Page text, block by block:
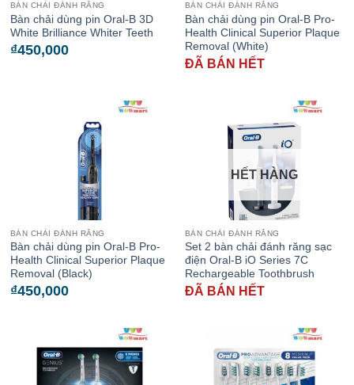
BÀN CHẢI ĐÁNH RĂNG
Bàn chải dùng pin Oral-B 3D
White Brilliance Whiter Teeth
₫450,000
BÀN CHẢI ĐÁNH RĂNG
Bàn chải dùng pin Oral-B Pro-
Health Clinical Superior Plaque
Removal (White)
ĐÃ BÁN HẾT
BÀN CHẢI ĐÁNH RĂNG
Bàn chải dùng pin Oral-B Pro-
Health Clinical Superior Plaque
Removal (Black)
₫450,000
HẾT HÀNG
BÀN CHẢI ĐÁNH RĂNG
Set 2 bàn chải đánh răng sạc
điện Oral-B iO Series 7C
Rechargeable Toothbrush
ĐÃ BÁN HẾT